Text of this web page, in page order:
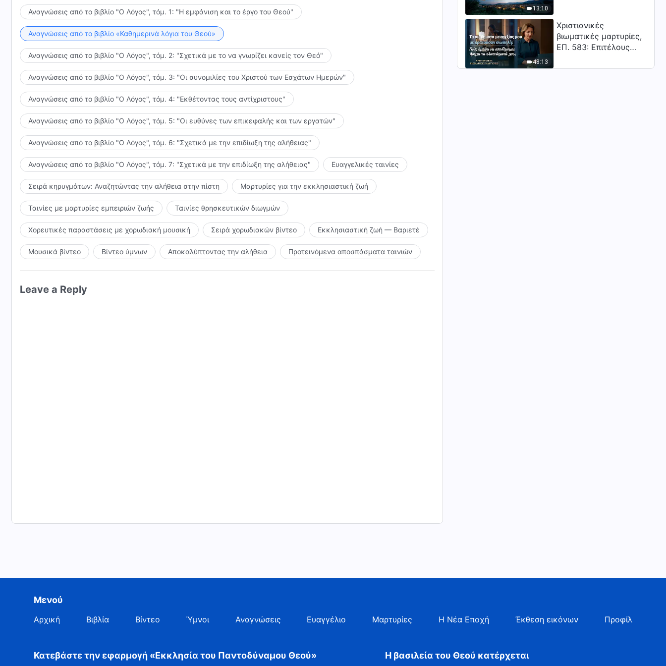
9:03
4:37
Καθημερινά λόγια του Θεού:
Είσοδος στη ζωή |
Απόσπασμα 463
Καθημερινά λόγια του Θεού:
Αναγνώσεις από το βιβλίο "Ο Λόγος", τόμ. 1: "Η εμφάνιση και το έργο του Θεού"
Αναγνώσεις από το βιβλίο «Καθημερινά λόγια του Θεού»
Αναγνώσεις από το βιβλίο "Ο Λόγος", τόμ. 2: "Σχετικά με το να γνωρίζει κανείς τον Θεό"
Αναγνώσεις από το βιβλίο "Ο Λόγος", τόμ. 3: "Οι συνομιλίες του Χριστού των Εσχάτων Ημερών"
Αναγνώσεις από το βιβλίο "Ο Λόγος", τόμ. 4: "Εκθέτοντας τους αντίχριστους"
Αναγνώσεις από το βιβλίο "Ο Λόγος", τόμ. 5: "Οι ευθύνες των επικεφαλής και των εργατών"
Αναγνώσεις από το βιβλίο "Ο Λόγος", τόμ. 6: "Σχετικά με την επιδίωξη της αλήθειας"
Αναγνώσεις από το βιβλίο "Ο Λόγος", τόμ. 7: "Σχετικά με την επιδίωξη της αλήθειας" Ευαγγελικές ταινίες
Σειρά κηρυγμάτων: Αναζητώντας την αλήθεια στην πίστη Μαρτυρίες για την εκκλησιαστική ζωή
Ταινίες με μαρτυρίες εμπειριών ζωής Ταινίες θρησκευτικών διωγμών
Χορευτικές παραστάσεις με χορωδιακή μουσική Σειρά χορωδιακών βίντεο Εκκλησιαστική ζωή — Βαριετέ
Μουσικά βίντεο Βίντεο ύμνων Αποκαλύπτοντας την αλήθεια Προτεινόμενα αποσπάσματα ταινιών
Leave a Reply
13:10
48:13
Χριστιανικές
βιωματικές μαρτυρίες,
ΕΠ. 583: Επιτέλους
κατωτερότητας
Μενού
Αρχική Βιβλία Βίντεο Ύμνοι Αναγνώσεις Ευαγγέλιο Μαρτυρίες Η Νέα Εποχή Έκθεση εικόνων Προφίλ
Κατεβάστε την εφαρμογή «Εκκλησία του Παντοδύναμου Θεού» Η βασιλεία του Θεού κατέρχεται